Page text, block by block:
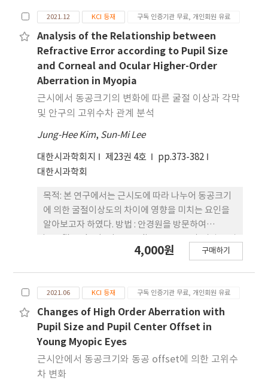
유발하며, 이는 굴절이상 값(이색검사 값)의 변화 에
영향을 미치는 주요 요인 중 하나임을 확인하였다. 따
라서 실제 안경 착용자가 일상생활을 영위하는 환경
의 조 도는 주로 명소시 상태에 해당하므로 안정적이
고 최적의 시력 교정효과를 제공하기 위해서는 최소
를 확인하는 것이 적합할 것으로 사료된다.
조건 모두 헤드셋을 착용하여 네 가지 음악 드럼(D),
메탈(M), 외국 팝(F), 클래식(C)을 들었을 때 동공 크
기와 조절 반응의 변화를 각각 40 dB 미만, 60 dB 미
만, 80 dB 이상으로 측정하여 비교하였다. 결과 :
bpm 및 dB에 따른 자극이 있을 때, 유의한 차이를
보였다(p<0.010). 두 조건 모두 동일한 dB에서 bpm
이 달라졌을 때 자극량의 차이는 있었으나, bpm 변
화에 따른 동공 크기와 동적 조절 변화량은 유의한 차
이가 없었 다. 동공 크기와 동적 조절 변화량을 조도에
르의 60 dB (p<0.050)에서 동공 크기 변화량의 차이
가 있었다. 조도가 없을 때 동적 조절 변화량이 더 증
가하여, bpm과 dB에 따른 모든 그룹에서 유의한 차
이가 나타났다(p<0.050). 결론 : 본 연구 결과, 각 노
래의 bpm과 dB에 따른 동공 크기와 동적 조절 변화
는 자극의 유무에 따라 영향을 받는 것으로 확인되었
다. 특히, 암소시에서는 동적 조절 변화에 더 큰 영향
2021.12 KCI 등재 구독 인증기관 무료, 개인회원 유료
Analysis of the Relationship between
Refractive Error according to Pupil Size
and Corneal and Ocular Higher-Order
Aberration in Myopia
근시에서 동공크기의 변화에 따른 굴절 이상과 각막
및 안구의 고위수차 관계 분석
Jung-Hee Kim, Sun-Mi Lee
대한시과학회지 제23권 4호
pp.373-382
대한시과학회
목적: 본 연구에서는 근시도에 따라 나누어 동공크기
에 의한 굴절이상도의 차이에 영향을 미치는 요인을
알아보고자 하였다. 방법 : 안경원을 방문하여
행 받은 18~56세의 성인 73명 (73안)을 대상으로 하
mm)에 따른 구면렌즈 대응치의 차이를 비교하였다.
Multiple regression analysis를 시행하여 각 근시
그룹에서 동공크기에 따른 평균 구면렌즈 대응치의
차이에 영향을 미치는 인자를 평가하였다. 결과 : 평균
구면렌즈 대응치는 5 mm에 비해 3 mm일 때 경도 근
시(–1.99±0.76 D와 -1.68±0.72 D), 중등도 근시(–
4,000원 구매하기
2021.06 KCI 등재 구독 인증기관 무료, 개인회원 유료
Changes of High Order Aberration with
Pupil Size and Pupil Center Offset in
Young Myopic Eyes
근시안에서 동공크기와 동공 offset에 의한 고위수
차 변화